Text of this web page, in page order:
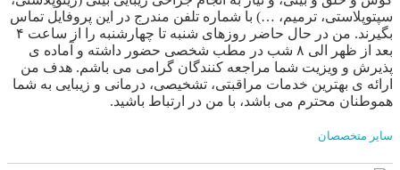
سپتوپلاستی، ترمیم، …) با شماره تلفن مندرج در این پروفایل تماس
بگیرند. من در حال حاضر روزهای شنبه تا چهارشنبه را از ساعت ۴
بعد از ظهر الی ۸ شب در مطب شخصی حضور داشته و آماده ی
پذیرش و ویزیت شما مراجعه کنندگان گرامی می باشم. هدف من
ارائه ی بهترین خدمات مراقبتی، تشخیصی، درمانی و زیبایی به شما
هموطنان محترم می باشد، با من در ارتباط باشید.
سایر متخصصان